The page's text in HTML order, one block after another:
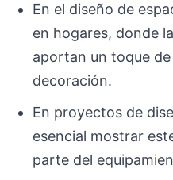
En el diseño de
en hogares, donde
aportan un toque
decoración.
En proyectos de
esencial mostrar
parte del